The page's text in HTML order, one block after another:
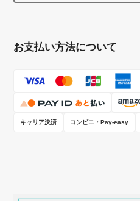
2026/01/09
20年以上前から幾度か購入してい
てもやはりしっかりした厚みと丁
の位置など、繊細かつ実用的な細
た。
お支払い方法について
キャリア決済 コンビニ・Pay-easy